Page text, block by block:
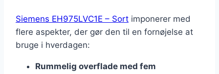
Siemens EH975LVC1E – Sort imponerer med
flere aspekter, der gør den til en fornøjelse at
bruge i hverdagen:
Rummelig overflade med fem